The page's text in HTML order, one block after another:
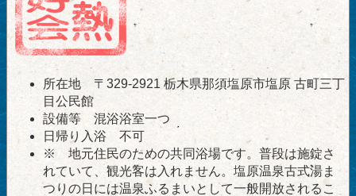
所在地 〒329-2921 栃木県那須塩原市塩原 古町三丁
目公民館
設備等 混浴浴室一つ
日帰り入浴 不可
※ 地元住民のための共同浴場です。普段は施錠さ
れていて、観光客は入れません。塩原温泉古式湯ま
つりの日には温泉ふるまいとして一般開放されるこ